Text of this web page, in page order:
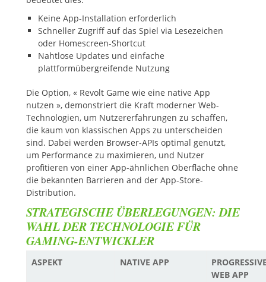
Keine App-Installation erforderlich
Schneller Zugriff auf das Spiel via Lesezeichen
oder Homescreen-Shortcut
Nahtlose Updates und einfache
plattformübergreifende Nutzung
Die Option, « Revolt Game wie eine native App
nutzen », demonstriert die Kraft moderner Web-
Technologien, um Nutzererfahrungen zu schaffen,
die kaum von klassischen Apps zu unterscheiden
sind. Dabei werden Browser-APIs optimal genutzt,
um Performance zu maximieren, und Nutzer
profitieren von einer App-ähnlichen Oberfläche ohne
die bekannten Barrieren and der App-Store-
Distribution.
STRATEGISCHE ÜBERLEGUNGEN: DIE
WAHL DER TECHNOLOGIE FÜR
GAMING-ENTWICKLER
ASPEKT NATIVE APP
WEB APP